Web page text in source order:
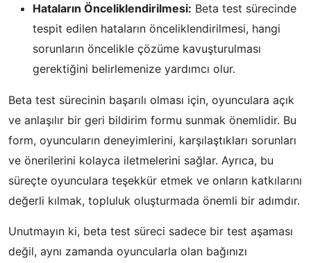
Hataların Önceliklendirilmesi: Beta test sürecinde
tespit edilen hataların önceliklendirilmesi, hangi
sorunların öncelikle çözüme kavuşturulması
gerektiğini belirlemenize yardımcı olur.
Beta test sürecinin başarılı olması için, oyunculara açık
ve anlaşılır bir geri bildirim formu sunmak önemlidir. Bu
form, oyuncuların deneyimlerini, karşılaştıkları sorunları
ve önerilerini kolayca iletmelerini sağlar. Ayrıca, bu
süreçte oyunculara teşekkür etmek ve onların katkılarını
değerli kılmak, topluluk oluşturmada önemli bir adımdır.
Unutmayın ki, beta test süreci sadece bir test aşaması
değil, aynı zamanda oyuncularla olan bağınızı